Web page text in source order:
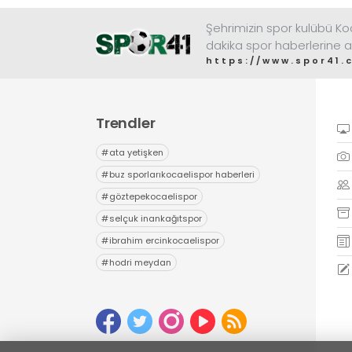
Şehrimizin spor kulübü
dakika spor haberlerine
https://
Trendler
#ata yetişken
#buz sporlarıkocaelispor haberleri
#göztepekocaelispor
#selçuk inankağıtspor
#ibrahim ercinkocaelispor
#hodri meydan